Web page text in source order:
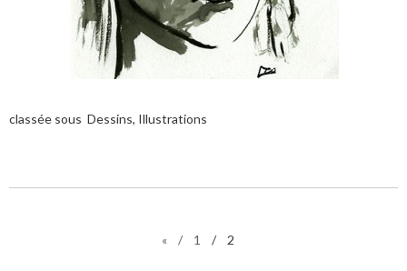
classée sous Dessins, Illustrations
« 1 2